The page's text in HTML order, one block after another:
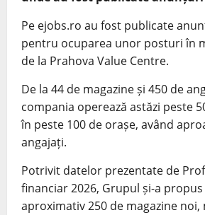
Pe ejobs.ro au fost publicate
pentru ocuparea unor posturi în
de la Prahova Value Centre.
De la 44 de magazine și 450 de
compania operează astăzi peste
în peste 100 de orașe, având
angajați.
Potrivit datelor prezentate de
financiar 2026, Grupul și-a
aproximativ 250 de magazine